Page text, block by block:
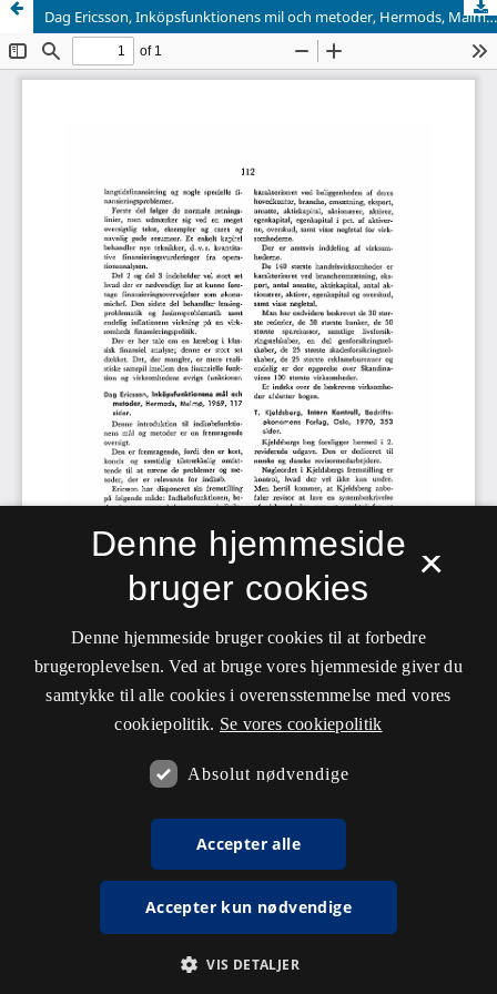
Dag Ericsson, Inköpsfunktionens mil och metoder, Hermods, Malmø, 1969, 117 sider.
×
Denne hjemmeside
bruger cookies
Denne hjemmeside bruger cookies til at forbedre
brugeroplevelsen. Ved at bruge vores hjemmeside giver du
samtykke til alle cookies i overensstemmelse med vores
cookiepolitik. Se vores cookiepolitik
Absolut nødvendige
Accepter alle
Accepter kun nødvendige
VIS DETALJER